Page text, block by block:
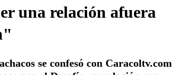
una relación afuera
se confesó con Caracoltv.com